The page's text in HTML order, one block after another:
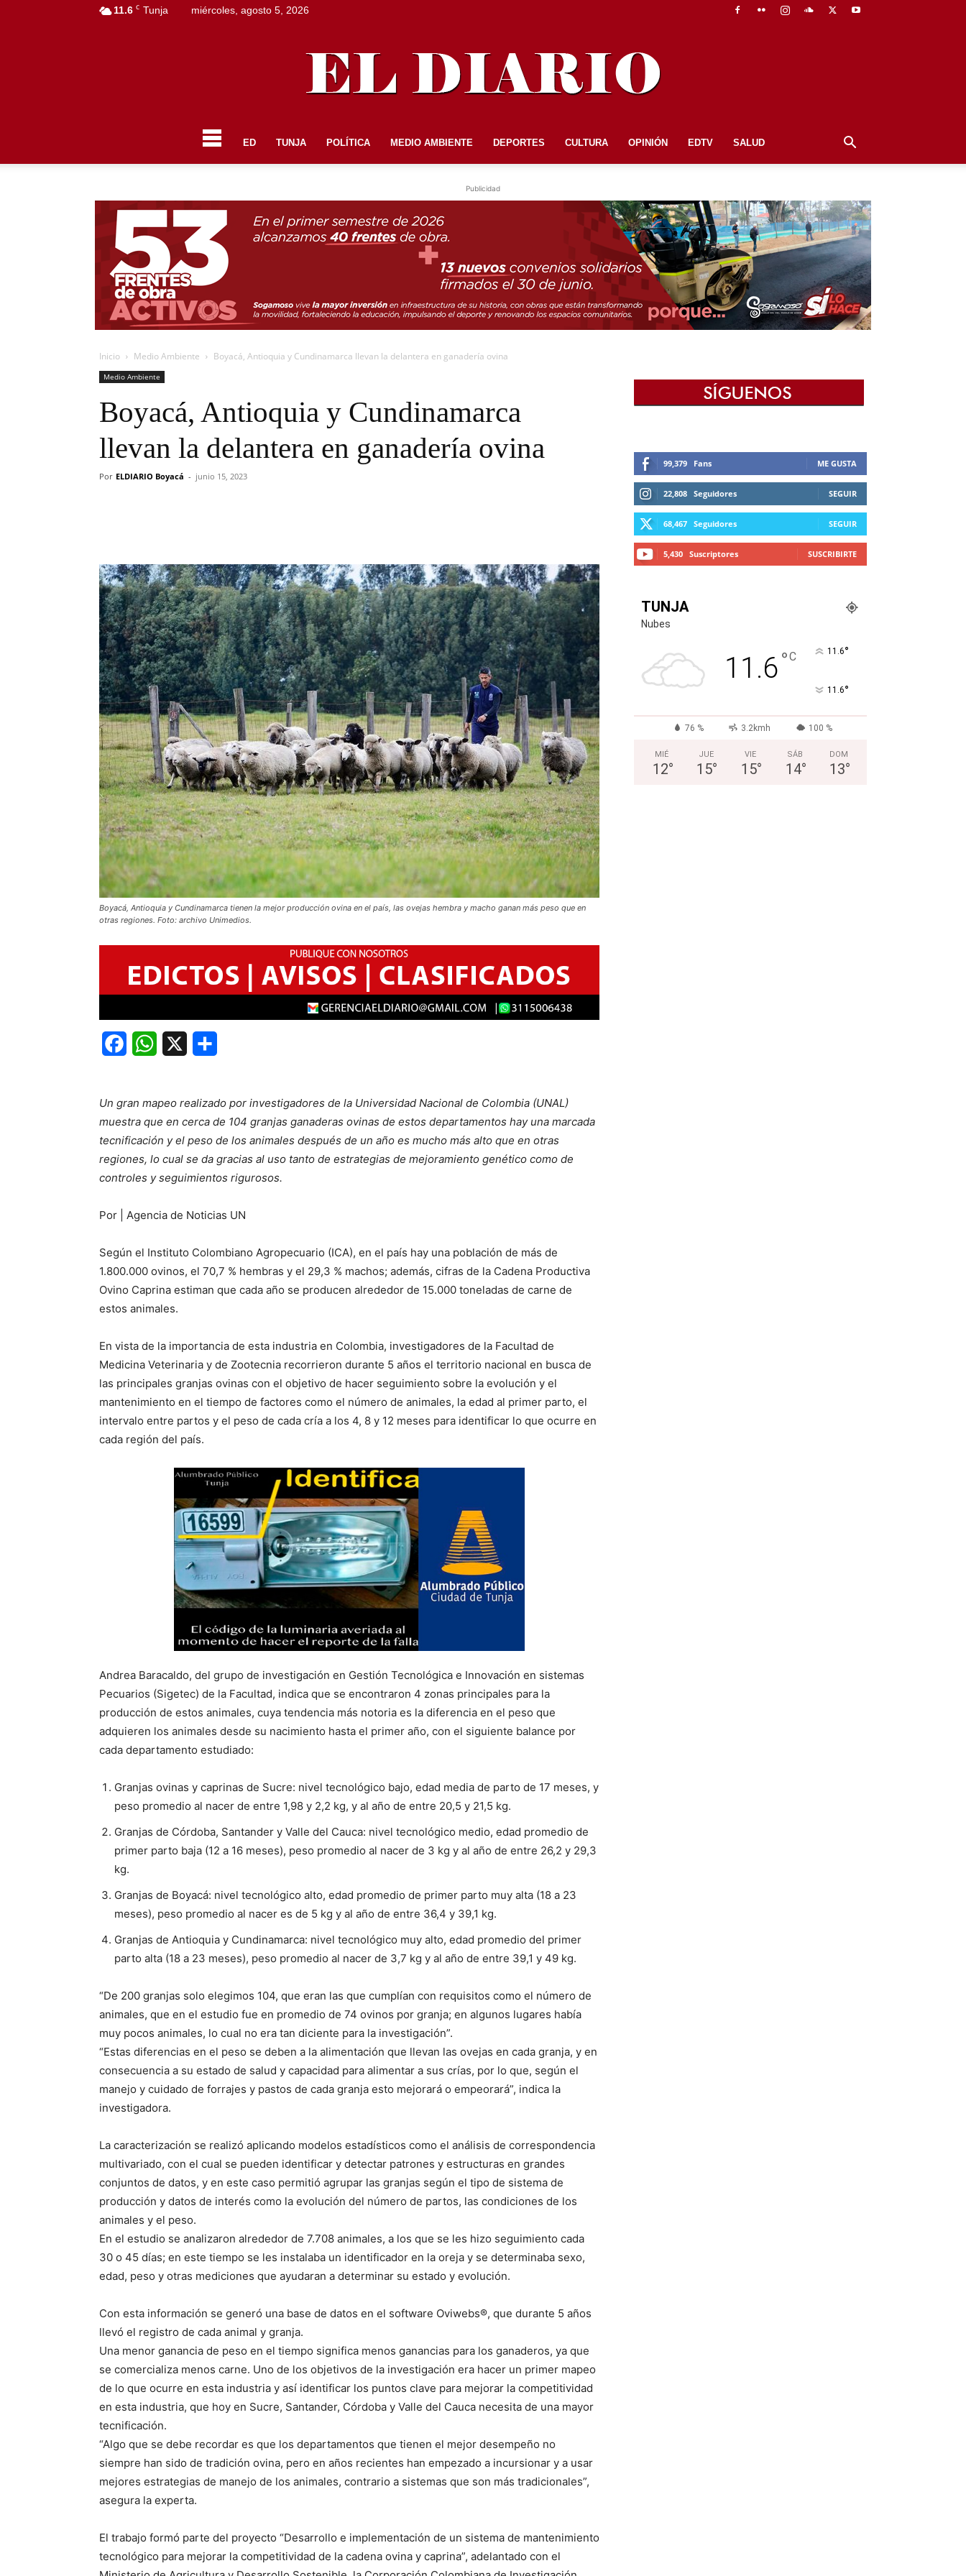
11.6 C Tunja miércoles, agosto 5, 2026
DIARIO
ED TUNJA POLÍTICA MEDIO AMBIENTE DEPORTES CULTURA OPINIÓN EDTV SALUD
Publicidad
Inicio Medio Ambiente Boyacá, Antioquia y Cundinamarca llevan la delantera en ganadería ovina
Medio Ambiente
Boyacá, Antioquia y Cundinamarca
llevan la delantera en ganadería ovina
Por ELDIARIO Boyacá - junio 15, 2023
Boyacá, Antioquia y Cundinamarca tienen la mejor producción ovina en el país, las ovejas hembra y macho ganan más peso que en
otras regiones. Foto: archivo Unimedios.
FacebookWhatsApp
Un gran mapeo realizado por investigadores de la Universidad Nacional de Colombia (UNAL)
muestra que en cerca de 104 granjas ganaderas ovinas de estos departamentos hay una marcada
tecnificación y el peso de los animales después de un año es mucho más alto que en otras
regiones, lo cual se da gracias al uso tanto de estrategias de mejoramiento genético como de
controles y seguimientos rigurosos.
Por | Agencia de Noticias UN
Según el Instituto Colombiano Agropecuario (ICA), en el país hay una población de más de
1.800.000 ovinos, el 70,7 % hembras y el 29,3 % machos; además, cifras de la Cadena Productiva
Ovino Caprina estiman que cada año se producen alrededor de 15.000 toneladas de carne de
estos animales.
En vista de la importancia de esta industria en Colombia, investigadores de la Facultad de
Medicina Veterinaria y de Zootecnia recorrieron durante 5 años el territorio nacional en busca de
las principales granjas ovinas con el objetivo de hacer seguimiento sobre la evolución y el
mantenimiento en el tiempo de factores como el número de animales, la edad al primer parto, el
intervalo entre partos y el peso de cada cría a los 4, 8 y 12 meses para identificar lo que ocurre en
cada región del país.
Andrea Baracaldo, del grupo de investigación en Gestión Tecnológica e Innovación en sistemas
Pecuarios (Sigetec) de la Facultad, indica que se encontraron 4 zonas principales para la
producción de estos animales, cuya tendencia más notoria es la diferencia en el peso que
adquieren los animales desde su nacimiento hasta el primer año, con el siguiente balance por
cada departamento estudiado:
Granjas ovinas y caprinas de Sucre: nivel tecnológico bajo, edad media de parto de 17 meses, y
peso promedio al nacer de entre 1,98 y 2,2 kg, y al año de entre 20,5 y 21,5 kg.
Granjas de Córdoba, Santander y Valle del Cauca: nivel tecnológico medio, edad promedio de
primer parto baja (12 a 16 meses), peso promedio al nacer de 3 kg y al año de entre 26,2 y 29,3
kg.
Granjas de Boyacá: nivel tecnológico alto, edad promedio de primer parto muy alta (18 a 23
meses), peso promedio al nacer es de 5 kg y al año de entre 36,4 y 39,1 kg.
Granjas de Antioquia y Cundinamarca: nivel tecnológico muy alto, edad promedio del primer
parto alta (18 a 23 meses), peso promedio al nacer de 3,7 kg y al año de entre 39,1 y 49 kg.
“De 200 granjas solo elegimos 104, que eran las que cumplían con requisitos como el número de
animales, que en el estudio fue en promedio de 74 ovinos por granja; en algunos lugares había
muy pocos animales, lo cual no era tan diciente para la investigación”.
“Estas diferencias en el peso se deben a la alimentación que llevan las ovejas en cada granja, y en
consecuencia a su estado de salud y capacidad para alimentar a sus crías, por lo que, según el
manejo y cuidado de forrajes y pastos de cada granja esto mejorará o empeorará”, indica la
investigadora.
La caracterización se realizó aplicando modelos estadísticos como el análisis de correspondencia
multivariado, con el cual se pueden identificar y detectar patrones y estructuras en grandes
conjuntos de datos, y en este caso permitió agrupar las granjas según el tipo de sistema de
producción y datos de interés como la evolución del número de partos, las condiciones de los
animales y el peso.
En el estudio se analizaron alrededor de 7.708 animales, a los que se les hizo seguimiento cada
30 o 45 días; en este tiempo se les instalaba un identificador en la oreja y se determinaba sexo,
edad, peso y otras mediciones que ayudaran a determinar su estado y evolución.
Con esta información se generó una base de datos en el software Oviwebs®, que durante 5 años
llevó el registro de cada animal y granja.
Una menor ganancia de peso en el tiempo significa menos ganancias para los ganaderos, ya que
se comercializa menos carne. Uno de los objetivos de la investigación era hacer un primer mapeo
de lo que ocurre en esta industria y así identificar los puntos clave para mejorar la competitividad
en esta industria, que hoy en Sucre, Santander, Córdoba y Valle del Cauca necesita de una mayor
tecnificación.
“Algo que se debe recordar es que los departamentos que tienen el mejor desempeño no
siempre han sido de tradición ovina, pero en años recientes han empezado a incursionar y a usar
mejores estrategias de manejo de los animales, contrario a sistemas que son más tradicionales”,
asegura la experta.
El trabajo formó parte del proyecto “Desarrollo e implementación de un sistema de mantenimiento
tecnológico para mejorar la competitividad de la cadena ovina y caprina”, adelantado con el
99,379 Fans ME GUSTA
22,808 Seguidores SEGUIR
68,467 Seguidores SEGUIR
5,430 Suscriptores SUSCRIBIRTE
TUNJA
Nubes
11.6°C 11.6°
11.6°
76 % 3.2kmh 100 %
MIÉ
12°
JUE
15°
VIE
15°
SÁB
14°
DOM
13°